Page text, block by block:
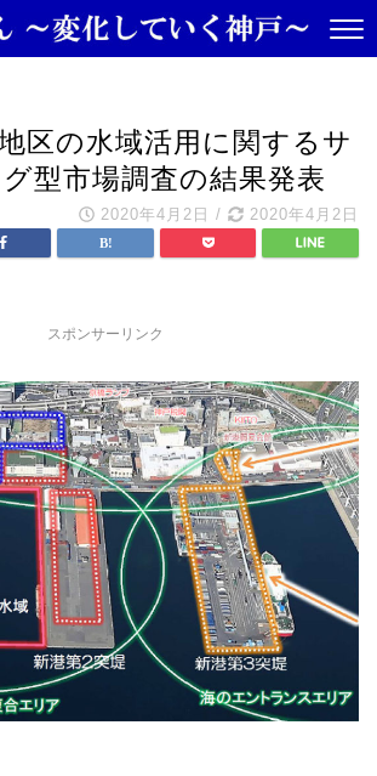
区の⽔域活⽤に関するサ
型市場調査の結果発表
2020年4月2日 / 2020年4月2日
スポンサーリンク